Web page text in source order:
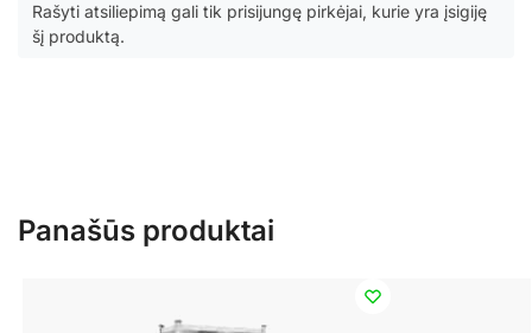
Rašyti atsiliepimą gali tik prisijungę pirkėjai, kurie yra įsigiję
šį produktą.
Panašūs produktai